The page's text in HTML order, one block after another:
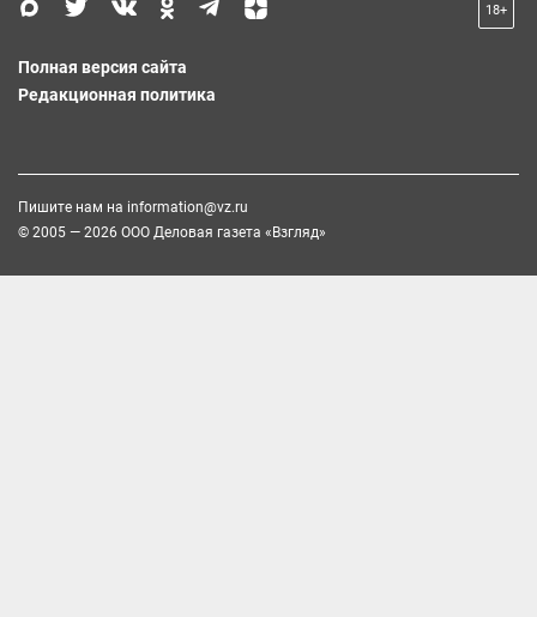
18+
Полная версия сайта
Редакционная политика
Пишите нам на information@vz.ru
© 2005 — 2026 ООО Деловая газета «Взгляд»